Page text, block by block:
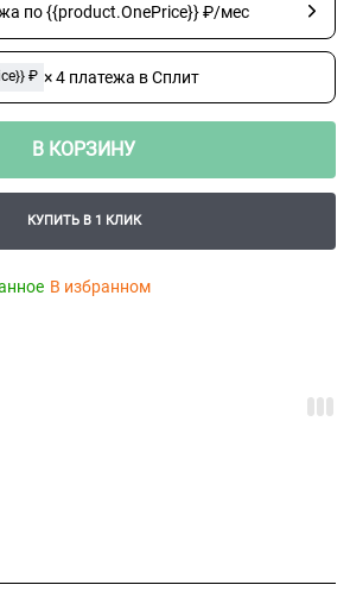
по {{product.OnePrice}} ₽/мес
₽ × 4 платежа в Сплит
В КОРЗИНУ
КУПИТЬ В 1 КЛИК
В избранном